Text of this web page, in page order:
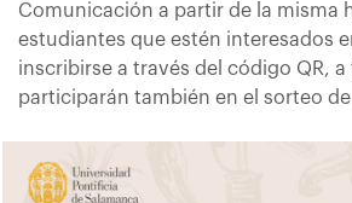
Comunicación a partir de la misma
estudiantes que estén interesados
inscribirse a través del código QR, a
participarán también en el sorteo